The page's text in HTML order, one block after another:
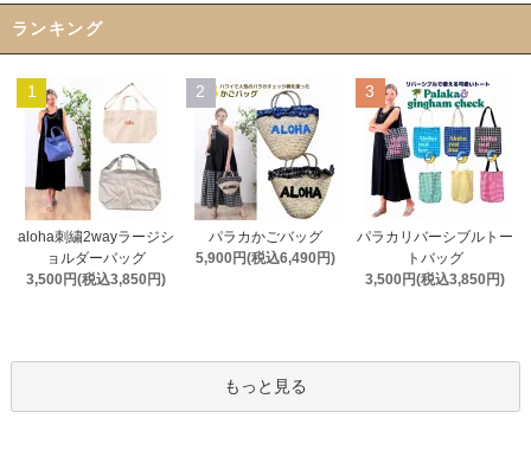
ランキング
1
aloha刺繍2wayラージシ
ョルダーバッグ
3,500円(税込3,850円)
2
パラカかごバッグ
5,900円(税込6,490円)
3
パラカリバーシブルトー
トバッグ
3,500円(税込3,850円)
もっと見る